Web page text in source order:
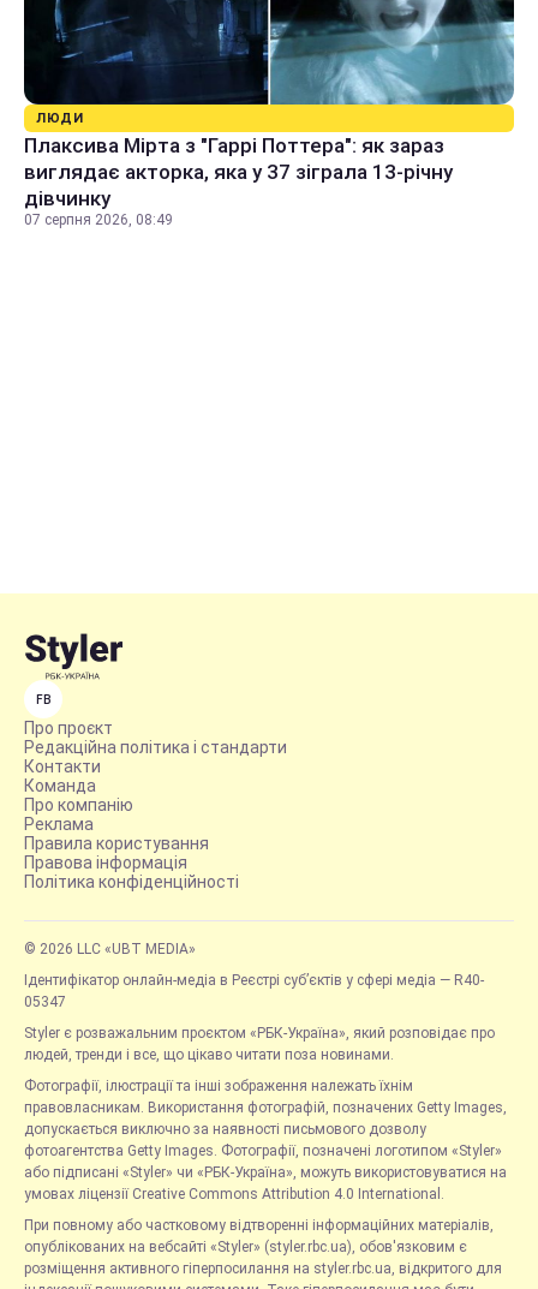
ЛЮДИ
Плаксива Мірта з "Гаррі Поттера": як зараз
виглядає акторка, яка у 37 зіграла 13-річну
дівчинку
07 серпня 2026, 08:49
FB
Про проєкт
Редакційна політика і стандарти
Контакти
Команда
Про компанію
Реклама
Правила користування
Правова інформація
Політика конфіденційності
© 2026 LLC «UBT MEDIA»
Ідентифікатор онлайн-медіа в Реєстрі суб’єктів у сфері медіа — R40-
05347
Styler є розважальним проєктом «РБК-Україна», який розповідає про
людей, тренди і все, що цікаво читати поза новинами.
Фотографії, ілюстрації та інші зображення належать їхнім
правовласникам. Використання фотографій, позначених Getty Images,
допускається виключно за наявності письмового дозволу
фотоагентства Getty Images. Фотографії, позначені логотипом «Styler»
або підписані «Styler» чи «РБК-Україна», можуть використовуватися на
умовах ліцензії Creative Commons Attribution 4.0 International.
При повному або частковому відтворенні інформаційних матеріалів,
опублікованих на вебсайті «Styler» (styler.rbc.ua), обов'язковим є
розміщення активного гіперпосилання на styler.rbc.ua, відкритого для